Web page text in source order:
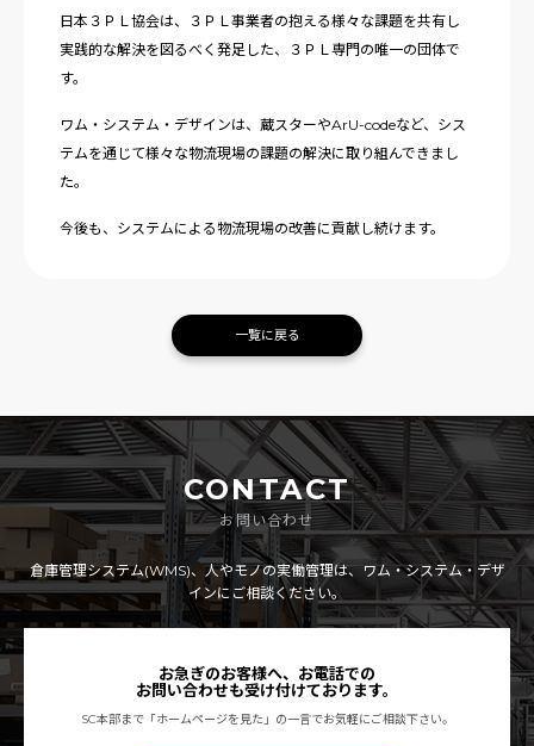
日本３ＰＬ協会は、３ＰＬ事業者の抱える様々な課題を共有し
実践的な解決を図るべく発足した、３ＰＬ専門の唯一の団体で
す。
ワム・システム・デザインは、蔵スターやArU-codeなど、シス
テムを通じて様々な物流現場の課題の解決に取り組んできまし
た。
今後も、システムによる物流現場の改善に貢献し続けます。
一覧に戻る
CONTACT
お問い合わせ
倉庫管理システム(WMS)、人やモノの実働管理は、ワム・システム・デザ
インにご相談ください。
お急ぎのお客様へ、お電話での
お問い合わせも受け付けております。
SC本部まで「ホームページを見た」の一言でお気軽にご相談下さい。